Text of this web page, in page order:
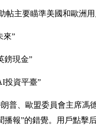
帖主要瞄準美國和歐洲
來”
鎊現金”
投資平臺”
普、歐盟委員會主席馮
播報”的錯覺。用戶點